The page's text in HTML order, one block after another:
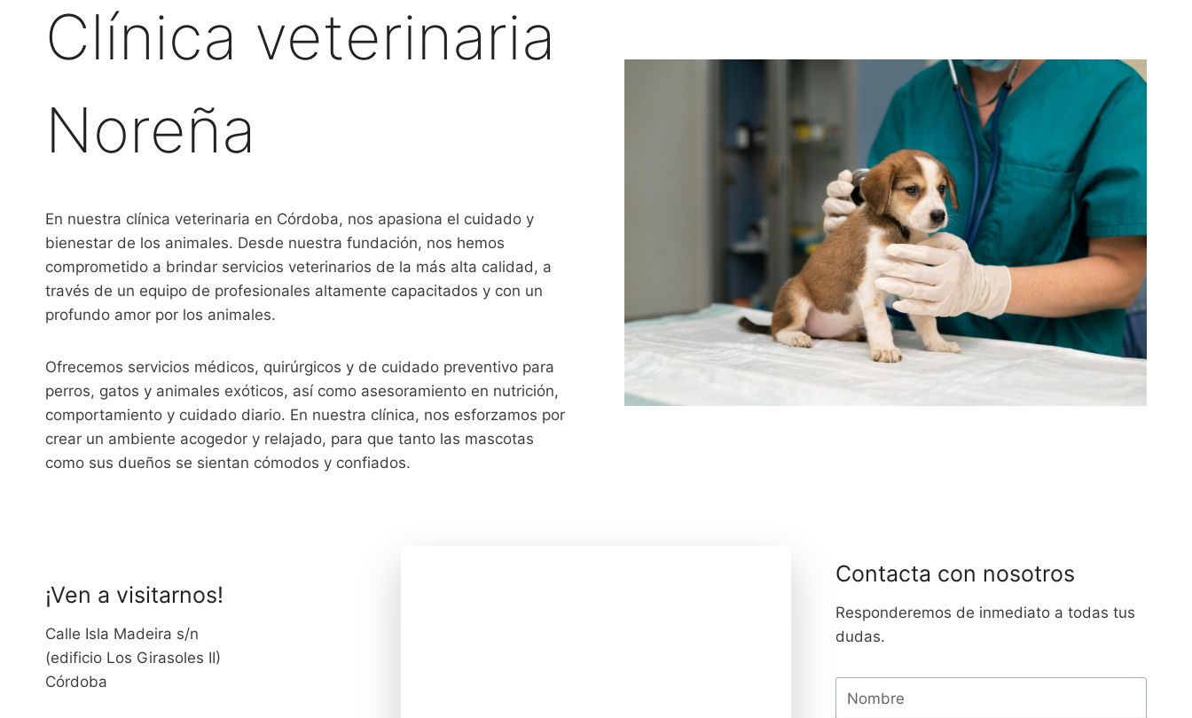
Clínica veterinaria
Noreña
En nuestra clínica veterinaria en Córdoba, nos apasiona el cuidado y
bienestar de los animales. Desde nuestra fundación, nos hemos
comprometido a brindar servicios veterinarios de la más alta calidad, a
través de un equipo de profesionales altamente capacitados y con un
profundo amor por los animales.
Ofrecemos servicios médicos, quirúrgicos y de cuidado preventivo para
perros, gatos y animales exóticos, así como asesoramiento en nutrición,
comportamiento y cuidado diario. En nuestra clínica, nos esforzamos por
crear un ambiente acogedor y relajado, para que tanto las mascotas
como sus dueños se sientan cómodos y confiados.
¡Ven a visitarnos!
Calle Isla Madeira s/n
(edificio Los Girasoles II)
Córdoba
Contacta con nosotros
Responderemos de inmediato a todas tus
dudas.